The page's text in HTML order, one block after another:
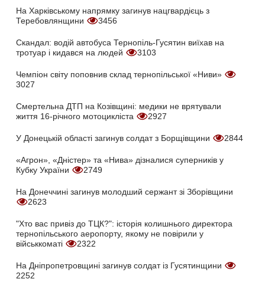
На Харківському напрямку загинув нацгвардієць з
Теребовлянщини
3456
Скандал: водій автобуса Тернопіль-Гусятин виїхав на
тротуар і кидався на людей
3103
Чемпіон світу поповнив склад тернопільської «Ниви»
3027
Смертельна ДТП на Козівщині: медики не врятували
життя 16-річного мотоцикліста
2927
У Донецькій області загинув солдат з Борщівщини 2844
«Агрон», «Дністер» та «Нива» дізналися суперників у
Кубку України
2749
На Донеччині загинув молодший сержант зі Зборівщини
2623
"Хто вас привіз до ТЦК?": історія колишнього директора
тернопільського аеропорту, якому не повірили у
військкоматі
2322
На Дніпропетровщині загинув солдат із Гусятинщини
2252